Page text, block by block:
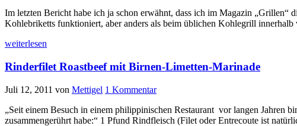
Im letzten Bericht habe ich ja schon erwähnt, dass ich im Magazin
Kohlebriketts funktioniert, aber anders als beim üblichen Kohlegrill
weiterlesen
Rinderfilet Roastbeef mit Birnen-Limetten-Marinade
Juli 12, 2011 von Mettigel 1 Kommentar
„Seit einem Besuch in einem philippinischen Restaurant vor langen Jahren
zusammengerührt habe:“ 1 Pfund Rindfleisch (Filet oder Entrecoute ist